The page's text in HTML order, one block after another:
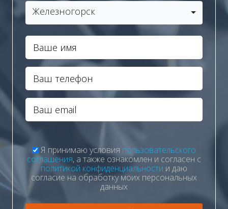
Железногорск
Я принимаю условия пользовательского
соглашения, а также ознакомлен и согласен с
политикой конфиденциальности и даю
согласие на обработку моих персональных
данных